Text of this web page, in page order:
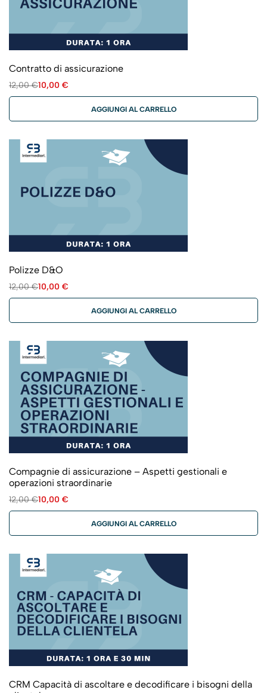
Contratto di assicurazione
12,00€10,00 €
AGGIUNGI AL CARRELLO
Polizze D&O
12,00€10,00 €
AGGIUNGI AL CARRELLO
Compagnie di assicurazione – Aspetti gestionali e
operazioni straordinarie
12,00€10,00 €
AGGIUNGI AL CARRELLO
CRM Capacità di ascoltare e decodificare i bisogni della